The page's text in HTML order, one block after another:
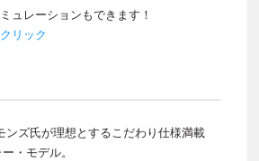
ュレーションもできます！
リック
ンズ氏が理想とするこだわり仕様満載
・モデル。